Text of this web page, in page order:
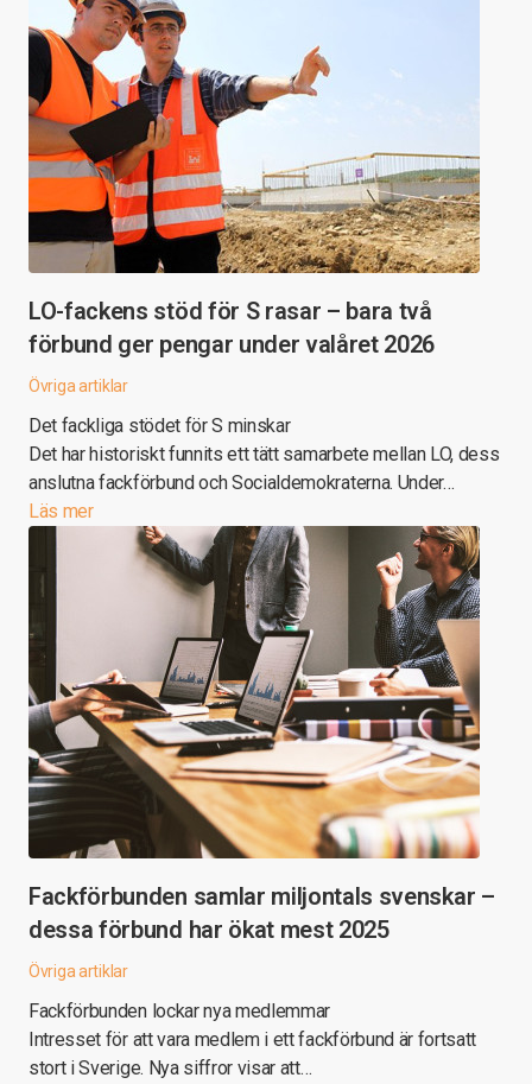
LO-fackens stöd för S rasar – bara två
förbund ger pengar under valåret 2026
Övriga artiklar
Det fackliga stödet för S minskar
Det har historiskt funnits ett tätt samarbete mellan LO, dess
anslutna fackförbund och Socialdemokraterna. Under…
Läs mer
Fackförbunden samlar miljontals svenskar –
dessa förbund har ökat mest 2025
Övriga artiklar
Fackförbunden lockar nya medlemmar
Intresset för att vara medlem i ett fackförbund är fortsatt
stort i Sverige. Nya siffror visar att…